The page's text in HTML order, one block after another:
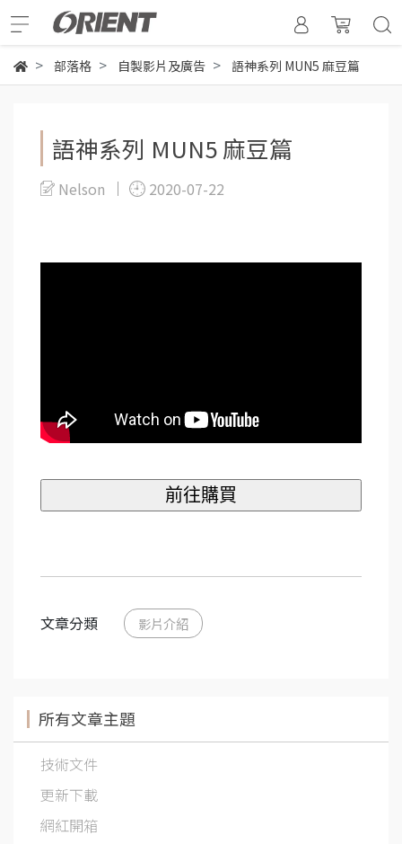
部落格 自製影片及廣告 語神系列 MUN5 麻豆篇
語神系列 MUN5 麻豆篇
Nelson 2020-07-22
文章分類 影片介紹
所有文章主題
技術文件
更新下載
網紅開箱